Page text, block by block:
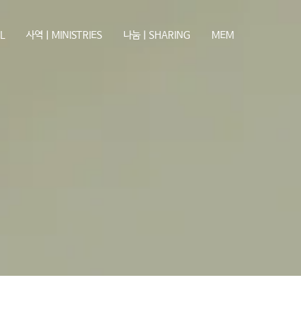
사역ㅣMINISTRIES 나눔ㅣSHARING MEM